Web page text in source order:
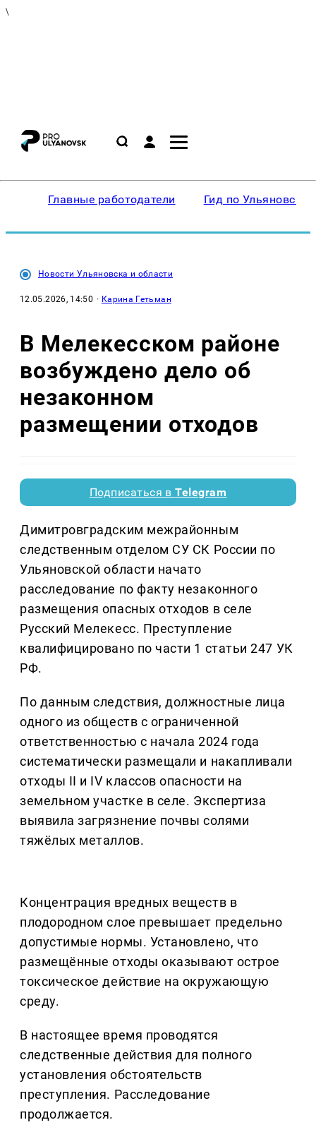
\
Главные работодатели Гид по Ульяновску
Новости Ульяновска и области
12.05.2026, 14:50 · Карина Гетьман
В Мелекесском районе
возбуждено дело об
незаконном
размещении отходов
Подписаться вTelegram
Димитровградским межрайонным
следственным отделом СУ СК России по
Ульяновской области начато
расследование по факту незаконного
размещения опасных отходов в селе
Русский Мелекесс. Преступление
квалифицировано по части 1 статьи 247 УК
РФ.
По данным следствия, должностные лица
одного из обществ с ограниченной
ответственностью с начала 2024 года
систематически размещали и накапливали
отходы II и IV классов опасности на
земельном участке в селе. Экспертиза
выявила загрязнение почвы солями
тяжёлых металлов.
Концентрация вредных веществ в
плодородном слое превышает предельно
допустимые нормы. Установлено, что
размещённые отходы оказывают острое
токсическое действие на окружающую
среду.
В настоящее время проводятся
следственные действия для полного
установления обстоятельств
преступления. Расследование
продолжается.